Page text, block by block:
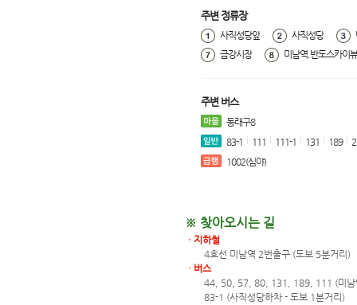
주변 정류장
사직성당앞 사직성당
금강시장
미남역.반도스카이뷰
주변 버스
동래구8
83-1
111 111-1 131 189
1002(심야)
※ 찾아오시는 길
ㆍ지하철
4호선 미남역 2번출구 (도보 5분거리)
ㆍ 버스
44, 50, 57, 80, 131, 189, 111 (미남
83-1 (사직성당하차 - 도보 1분거리)